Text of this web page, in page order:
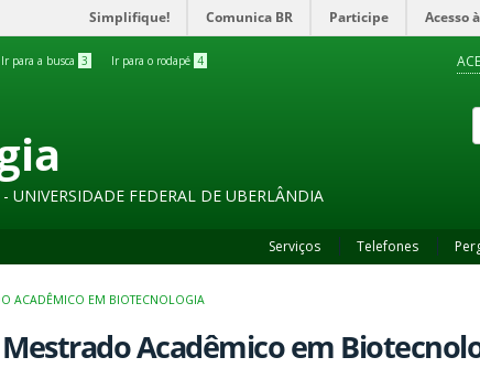
Simplifique! Comunica BR Participe Acesso
Ir para a busca 3 Ir para o rodapé 4
UNIVERSIDADE FEDERAL DE UBERLÂNDIA
Serviços Telefones
ACADÊMICO EM BIOTECNOLOGIA
Mestrado Acadêmico em